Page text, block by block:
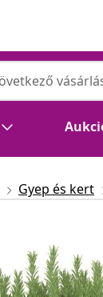
Gyep és kert